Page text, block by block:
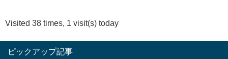
Visited 38 times, 1 visit(s) today
ピックアップ記事